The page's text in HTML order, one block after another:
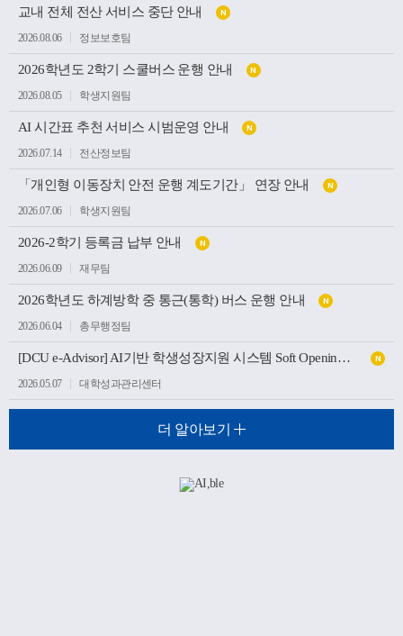
인재를 양성해 온 우리 대학의 교육 방향을 공유하고, 교구
와 대학이 미래 발전을 위해 지속적으로 협력하는 뜻깊은
계기가 되었다.
지
식
목
록
교내 전체 전산 서비스 중단 안내 N
2026.08.06 정보보호팀
2026학년도 2학기 스쿨버스 운행 안내 N
2026.08.05 학생지원팀
AI 시간표 추천 서비스 시범운영 안내 N
2026.07.14 전산정보팀
「개인형 이동장치 안전 운행 계도기간」 연장 안내 N
2026.07.06 학생지원팀
2026-2학기 등록금 납부 안내 N
2026.06.09 재무팀
2026학년도 하계방학 중 통근(통학) 버스 운행 안내 N
2026.06.04 총무행정팀
[DCU e-Advisor] AI기반 학생성장지원 시스템 Soft Opening(가오픈) 안내 N
2026.05.07 대학성과관리센터
더 알아보기